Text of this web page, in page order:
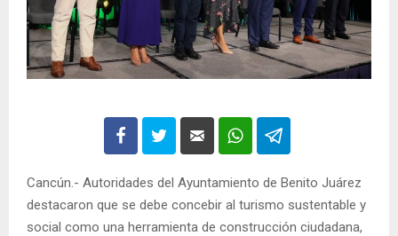
Cancún.- Autoridades del Ayuntamiento de Benito Juárez
destacaron que se debe concebir al turismo sustentable y
social como una herramienta de construcción ciudadana,